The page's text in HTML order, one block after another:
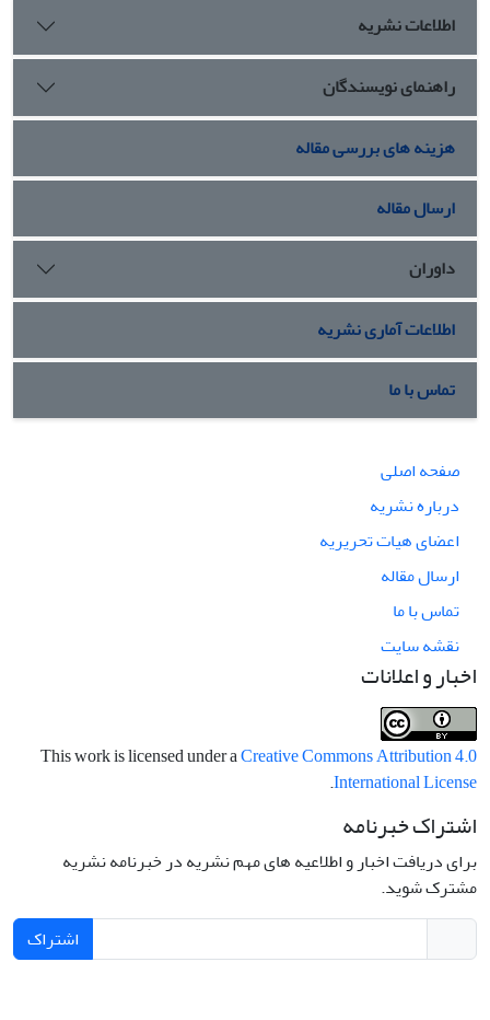
اطلاعات نشریه
راهنمای نویسندگان
هزینه های بررسی مقاله
ارسال مقاله
داوران
اطلاعات آماری نشریه
تماس با ما
صفحه اصلی
درباره نشریه
اعضای هیات تحریریه
ارسال مقاله
تماس با ما
نقشه سایت
اخبار و اعلانات
This work is licensed under aCreative Commons Attribution 4.0
International License
.
اشتراک خبرنامه
برای دریافت اخبار و اطلاعیه های مهم نشریه در خبرنامه نشریه
مشترک شوید.
اشتراک